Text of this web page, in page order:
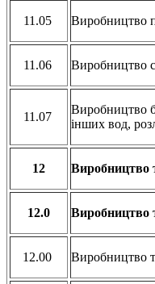
11.05 Виробництво
11.06 Виробництво
11.07
Виробництво
інших вод,
12 Виробництво
12.0 Виробництво
12.00 Виробництво